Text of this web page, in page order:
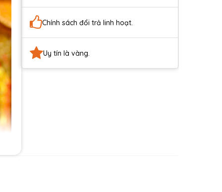
Chính sách đổi trả linh hoạt.
Uy tín là vàng.